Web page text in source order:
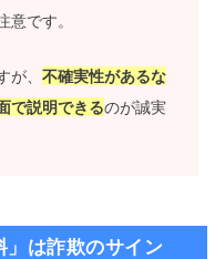
です。
、 不確実性があるな
で説明できるのが誠実
」は詐欺のサイン